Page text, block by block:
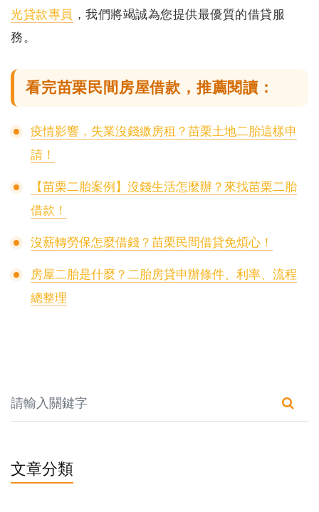
光貸款專員 ，我們將竭誠為您提供最優質的借貸服
務。
看完苗栗民間房屋借款，推薦閱讀：
疫情影響，失業沒錢繳房租？苗栗土地二胎這樣申
請！
【苗栗二胎案例】沒錢生活怎麼辦？來找苗栗二胎
借款！
沒薪轉勞保怎麼借錢？苗栗民間借貸免煩心！
房屋二胎是什麼？二胎房貸申辦條件、利率、流程
總整理
文章分類